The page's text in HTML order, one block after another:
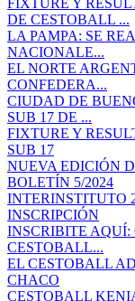
DE CESTOBALL ...
LA PAMPA: SE
NACIONALE...
EL NORTE
CONFEDERA...
CIUDAD DE
SUB 17 DE ...
FIXTURE Y
SUB 17
NUEVA EDICIÓN
BOLETÍN 5/2024
INTERINSTITUTO
INSCRIPCIÓN
INSCRIBITE AQUÍ:
CESTOBALL...
EL CESTOBALL
CHACO
CESTOBALL